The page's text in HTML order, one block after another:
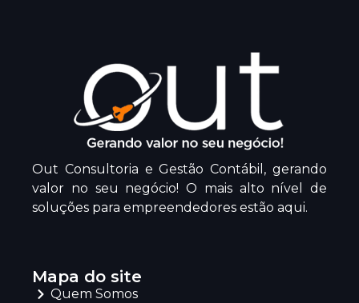
Out Consultoria e Gestão Contábil, gerando
valor no seu negócio! O mais alto nível de
soluções para empreendedores estão aqui.
Mapa do site
Quem Somos